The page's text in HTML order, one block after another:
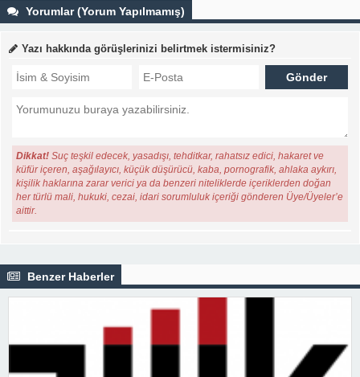
Yorumlar (Yorum Yapılmamış)
Yazı hakkında görüşlerinizi belirtmek istermisiniz?
Dikkat! Suç teşkil edecek, yasadışı, tehditkar, rahatsız edici, hakaret ve
küfür içeren, aşağılayıcı, küçük düşürücü, kaba, pornografik, ahlaka aykırı,
kişilik haklarına zarar verici ya da benzeri niteliklerde içeriklerden doğan
her türlü mali, hukuki, cezai, idari sorumluluk içeriği gönderen Üye/Üyeler’e
aittir.
Benzer Haberler